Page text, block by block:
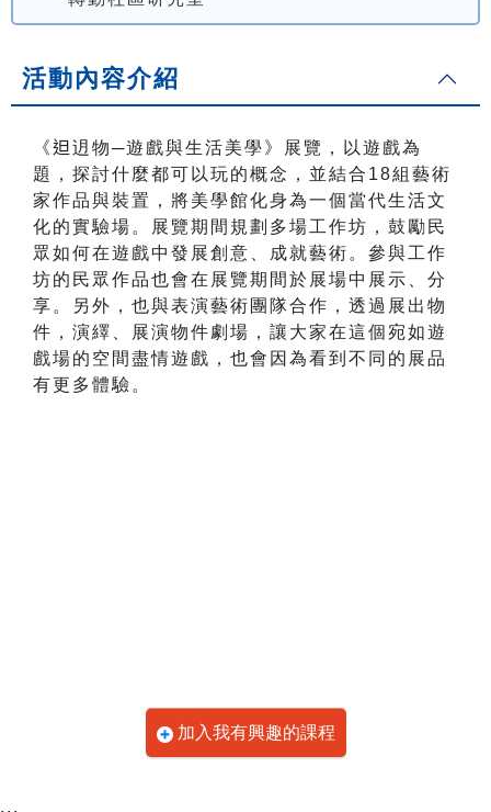
活動內容介紹
《𨑨迌物─遊戲與生活美學》展覽，以遊戲為
題，探討什麼都可以玩的概念，並結合18組藝術
家作品與裝置，將美學館化身為一個當代生活文
化的實驗場。展覽期間規劃多場工作坊，鼓勵民
眾如何在遊戲中發展創意、成就藝術。參與工作
坊的民眾作品也會在展覽期間於展場中展示、分
享。另外，也與表演藝術團隊合作，透過展出物
件，演繹、展演物件劇場，讓大家在這個宛如遊
戲場的空間盡情遊戲，也會因為看到不同的展品
有更多體驗。
加入我有興趣的課程